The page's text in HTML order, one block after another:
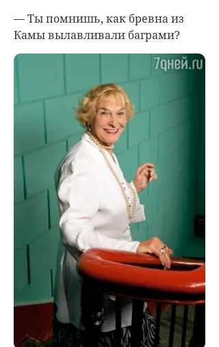
— Ты помнишь, как бревна из
Камы вылавливали баграми?